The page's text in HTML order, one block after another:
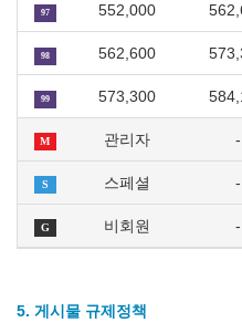
97 552,000
98 562,600
99 573,300
M 관리자 -
S 스페셜 -
G 비회원 -
5. 게시물 규제정책